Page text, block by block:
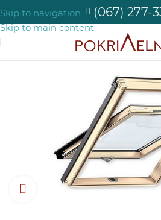
Skip to navigation
Skip to main content
(067) 277-
Натисніть, щоб збільшити